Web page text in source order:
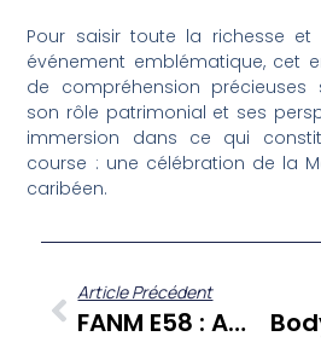
Pour saisir toute la richesse
événement emblématique, cet
de compréhension précieuses
son rôle patrimonial et ses
immersion dans ce qui
course : une célébration de la
caribéen.
Article Précédent
FANM E58 : Amandine Négoti Et Marie Boniface, L’engagement Féminin En Lumière